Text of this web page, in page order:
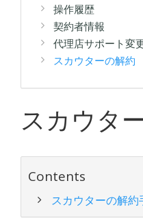
操作履歴
契約者情報
代理店サポート変
スカウターの解約
スカウタ
Contents
スカウターの解約